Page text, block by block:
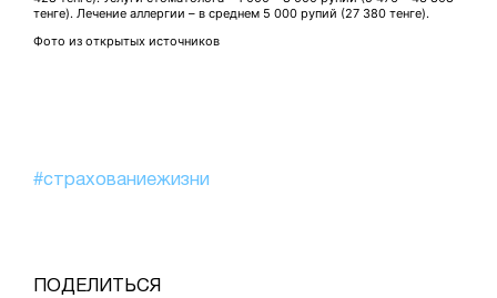
тенге). Лечение аллергии – в среднем 5 000 рупий (27 380 тенге).
Фото из открытых источников
#страхованиежизни
ПОДЕЛИТЬСЯ